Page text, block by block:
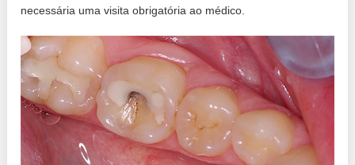
necessária uma visita obrigatória ao médico.